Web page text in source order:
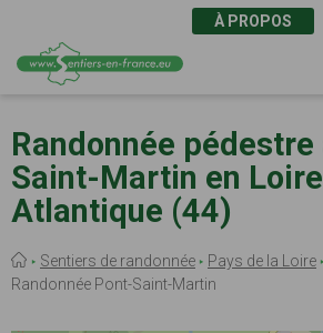
au
contenu
principal
À PROPOS
Randonnée pédestre
Saint-Martin en
Atlantique (44)
Fil
d'Ariane
Sentiers de randonnée Pays de la Loire
Randonnée Pont-Saint-Martin